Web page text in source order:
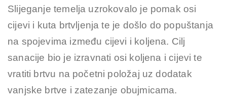
Slijeganje temelja uzrokovalo je pomak osi
cijevi i kuta brtvljenja te je došlo do popuštanja
na spojevima između cijevi i koljena. Cilj
sanacije bio je izravnati osi koljena i cijevi te
vratiti brtvu na početni položaj uz dodatak
vanjske brtve i zatezanje obujmicama.